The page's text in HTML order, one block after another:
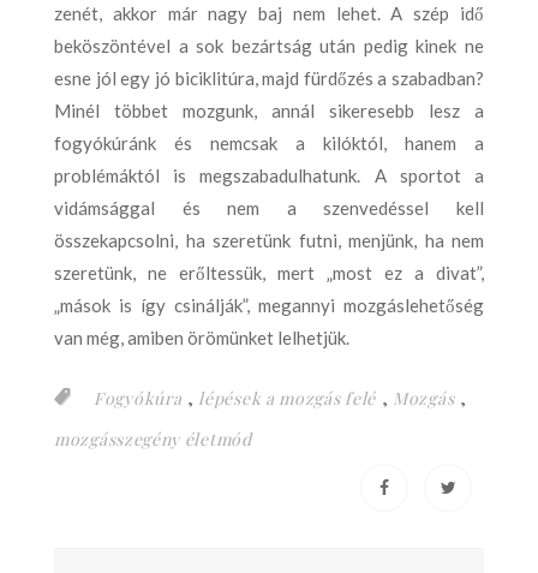
zenét, akkor már nagy baj nem lehet. A szép idő
beköszöntével a sok bezártság után pedig kinek ne
esne jól egy jó biciklitúra, majd fürdőzés a szabadban?
Minél többet mozgunk, annál sikeresebb lesz a
fogyókúránk és nemcsak a kilóktól, hanem a
problémáktól is megszabadulhatunk. A sportot a
vidámsággal és nem a szenvedéssel kell
összekapcsolni, ha szeretünk futni, menjünk, ha nem
szeretünk, ne erőltessük, mert „most ez a divat”,
„mások is így csinálják”, megannyi mozgáslehetőség
van még, amiben örömünket lelhetjük.
Fogyókúra , lépések a mozgás felé , Mozgás ,
mozgásszegény életmód